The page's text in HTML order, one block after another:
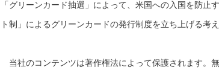
「グリーンカード抽選」によって、米国への入国を防止
ト制」によるグリーンカードの発行制度を立ち上げる考え
当社のコンテンツは著作権法によって保護されます。